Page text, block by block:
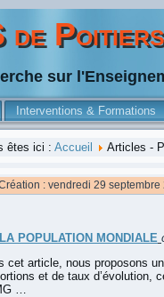
de
sur
Interventions & Formations
êtes ici : Accueil Articles -
: vendredi 29 septembre
LA POPULATION MONDIALE
cet article, nous proposons
et de taux d’évolution,
…